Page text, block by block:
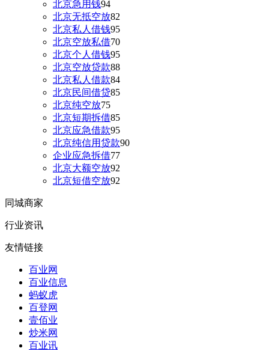
北京急用钱94
北京无抵空放82
北京私人借钱95
北京空放私借70
北京个人借钱95
北京空放贷款88
北京私人借款84
北京民间借贷85
北京纯空放75
北京短期拆借85
北京应急借款95
北京纯信用贷款90
企业应急拆借77
北京大额空放92
北京短借空放92
同城商家
行业资讯
友情链接
百业网
百业信息
蚂蚁虎
百登网
壹佰业
炒米网
百业讯